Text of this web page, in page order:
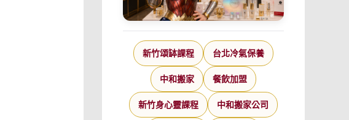
新竹頌缽課程 台北冷氣保養
中和搬家 餐飲加盟
新竹身心靈課程 中和搬家公司